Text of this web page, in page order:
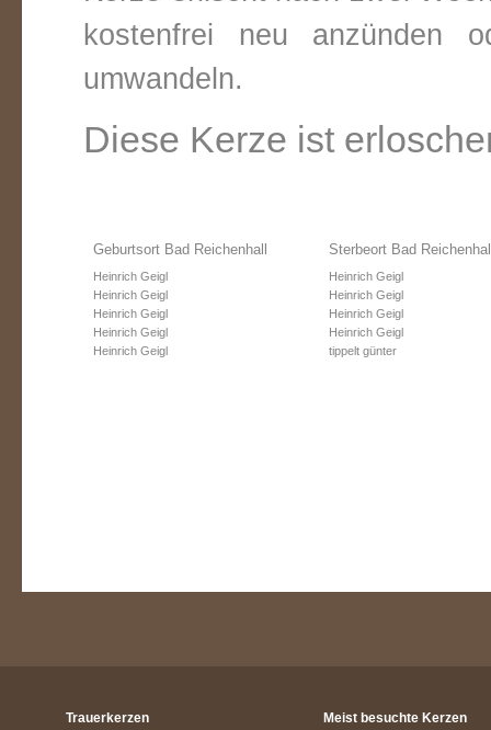
kostenfrei neu anzünden
umwandeln.
Diese Kerze ist
Geburtsort Bad Reichenhall
Heinrich Geigl
Heinrich Geigl
Heinrich Geigl
Heinrich Geigl
Heinrich Geigl
Sterbeort Bad
Heinrich Geigl
Heinrich Geigl
Heinrich Geigl
Heinrich Geigl
tippelt günter
Trauerkerzen Meist besuchte Kerzen